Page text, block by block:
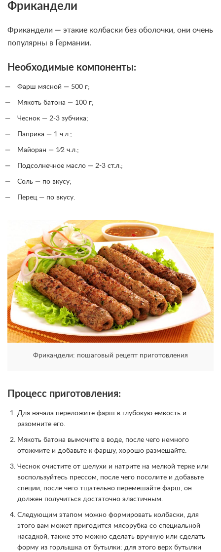
Фрикандели
Фрикандели — этакие колбаски без оболочки, они очень
популярны в Германии.
Необходимые компоненты:
Фарш мясной — 500 г;
Мякоть батона — 100 г;
Чеснок — 2-3 зубчика;
Паприка — 1 ч.л.;
Майоран — 1⁄2 ч.л.;
Подсолнечное масло — 2-3 ст.л.;
Соль — по вкусу;
Перец — по вкусу.
Фрикандели: пошаговый рецепт приготовления
Процесс приготовления:
Для начала переложите фарш в глубокую емкость и
разомните его.
Мякоть батона вымочите в воде, после чего немного
отожмите и добавьте к фаршу, хорошо размешайте.
Чеснок очистите от шелухи и натрите на мелкой терке или
воспользуйтесь прессом, после чего посолите и добавьте
специи, после чего тщательно перемешайте фарш, он
должен получиться достаточно эластичным.
Следующим этапом можно формировать колбаски, для
этого вам может пригодится мясорубка со специальной
насадкой, также это можно сделать вручную или сделать
форму из горлышка от бутылки: для этого верх бутылки